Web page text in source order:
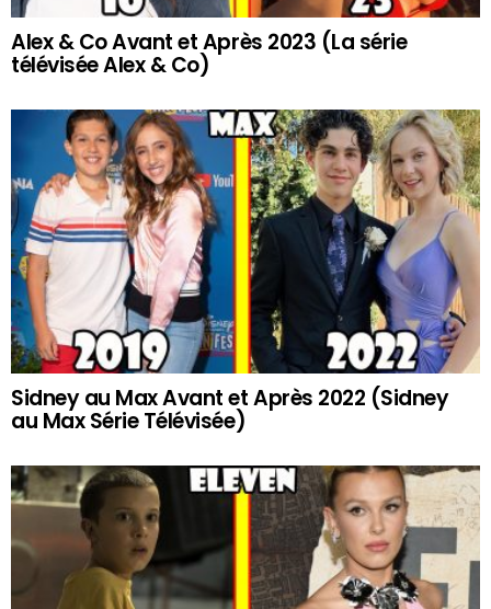
Alex & Co Avant et Après 2023 (La série
télévisée Alex & Co)
Sidney au Max Avant et Après 2022 (Sidney
au Max Série Télévisée)